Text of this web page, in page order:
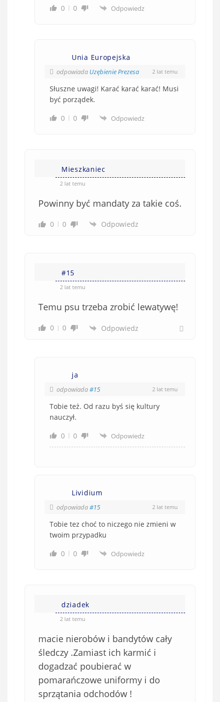
0
0 Odpowiedz
Unia Europejska
odpowiada Uzębienie Prezesa 2 lat temu
Słuszne uwagi! Karać karać karać! Musi
być porządek.
0
0 Odpowiedz
Mieszkaniec
2 lat temu
Powinny być mandaty za takie coś.
0 0 Odpowiedz
#15
2 lat temu
Temu psu trzeba zrobić lewatywę!
0 0 Odpowiedz
ja
odpowiada#15 2 lat temu
Tobie też. Od razu byś się kultury
nauczył.
0
0 Odpowiedz
Lividium
odpowiada#15 2 lat temu
Tobie tez choć to niczego nie zmieni w
twoim przypadku
0
0 Odpowiedz
dziadek
2 lat temu
macie nierobów i bandytów cały
śledczy .Zamiast ich karmić i
dogadzać poubierać w
pomarańczowe uniformy i do
sprzątania odchodów !